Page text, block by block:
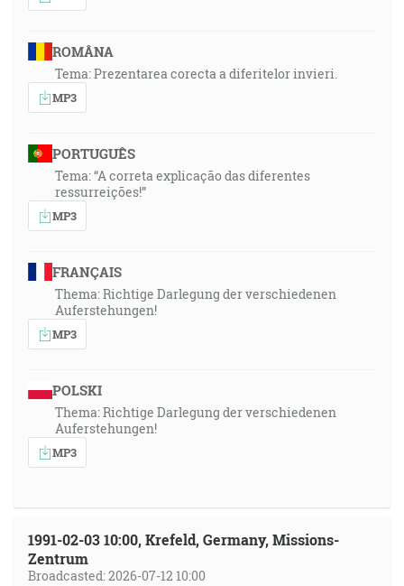
ROMÂNA
Tema: Prezentarea corecta a diferitelor invieri.
MP3
PORTUGUÊS
Tema: “A correta explicação das diferentes
ressurreições!”
MP3
FRANÇAIS
Thema: Richtige Darlegung der verschiedenen
Auferstehungen!
MP3
POLSKI
Thema: Richtige Darlegung der verschiedenen
Auferstehungen!
MP3
1991-02-03 10:00, Krefeld, Germany, Missions-
Zentrum
Broadcasted: 2026-07-12 10:00